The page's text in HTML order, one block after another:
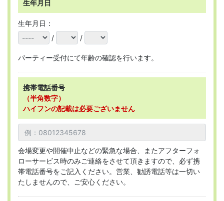
生年月日
生年月日：
/
/
パーティー受付にて年齢の確認を行います。
携帯電話番号
（半角数字）
ハイフンの記載は必要ございません
会場変更や開催中止などの緊急な場合、またアフターフォ
ローサービス時のみご連絡をさせて頂きますので、必ず携
帯電話番号をご記入ください。営業、勧誘電話等は一切い
たしませんので、ご安心ください。